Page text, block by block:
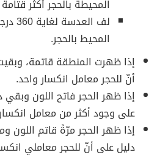
المحيطة بالحجر أكثر
لف
المحيط بالحجر.
إذا ظهرت المنطقة قاتمة،
أنّ للحجر معامل انكسار واحد.
إذا ظهر الحجر فاتح اللون
على وجود أكثر من معامل
إذا ظهر الحجر مرّةً قاتم اللون
دليل على أنّ للحجر معاملي